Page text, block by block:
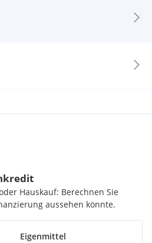
Hauskauf: Berechnen Sie
aussehen könnte.
Eigenmittel